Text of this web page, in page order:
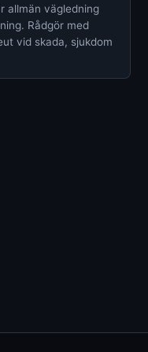
allmän vägledning
Rådgör med
vid skada, sjukdom